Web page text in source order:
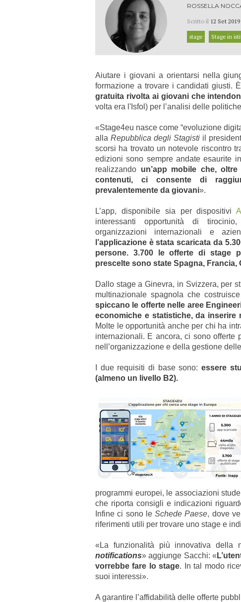
ROSSELLA
Scritto il 12 Set 2019
stage Stage in
Aiutare i giovani a orientarsi nella
formazione a trovare i candidati giusti.
gratuita rivolta ai giovani che
volta era l'Isfol) per l’analisi delle
«Stage4eu nasce come “evoluzione
allaRepubblica degli Stagisti il
scorsi ha trovato un notevole riscontro
edizioni sono sempre andate esaurite
realizzando un’app mobile che,
contenuti, ci consente di
prevalentemente da giovani».
L’app, disponibile sia per dispositivi
interessanti opportunità di
organizzazioni internazionali e
l’applicazione è stata scaricata da
persone. 3.700 le offerte di stage
prescelte sono state Spagna, Francia,
Dallo stage a Ginevra, in Svizzera, per
multinazionale spagnola che
spiccano le offerte nelle aree
economiche e statistiche, da
Molte le opportunità anche per chi ha
internazionali. E ancora, ci sono offerte
nell’organizzazione e della gestione
I due requisiti di base sono: essere
(almeno un livello B2).
programmi europei, le associazioni
che riporta consigli e indicazioni
Infine ci sono leSchede Paese, dove
riferimenti utili per trovare uno stage e
«La funzionalità più innovativa della
notifications» aggiunge Sacchi: «
vorrebbe fare lo stage. In tal modo
suoi interessi».
A garantire l’affidabilità delle offerte